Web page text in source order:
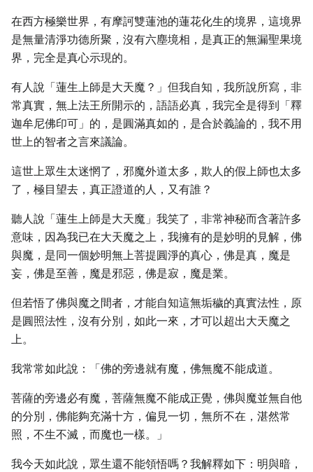
在西方極樂世界，有摩訶雙蓮池的蓮花化生的境界，這境界
是無量清淨功德所聚，沒有六塵境相，是真正的無漏聖果境
界，完全是真心示現的。
有人說「蓮生上師是大天魔？」但我自知，我所說所寫，非
常真實，無上法王所開示的，語語必真，我完全是得到「釋
迦牟尼佛印可」的，是圓滿真如的，是合於義論的，我不用
世上的智者之言來議論。
這世上眾生太迷惘了，邪魔外道太多，欺人的假上師也太多
了，極目望去，真正證道的人，又有誰？
聽人說「蓮生上師是大天魔」我笑了，非常神秘而含著許多
意味，因為我已在大天魔之上，我擁有的是妙明的見解，佛
與魔，是同一個妙明無上菩提圓淨的真心，佛是真，魔是
妄，佛是至善，魔是邪惡，佛是寂，魔是業。
但若悟了佛與魔之間者，才能自知這無垢穢的真實法性，原
是圓照法性，沒有分別，如此一來，才可以超出大天魔之
上。
我常常如此說：「佛的旁邊就有魔，佛無魔不能成道。
菩薩的旁邊必有魔，菩薩無魔不能成正覺，佛與魔並無自他
的分別，佛能夠充滿十方，偏見一切，無所不在，湛然常
照，不生不滅，而魔也一樣。」
我今天如此說，眾生還不能領悟嗎？我解釋如下：明與暗，